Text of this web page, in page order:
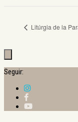
Litúrgia de la
Seguir: